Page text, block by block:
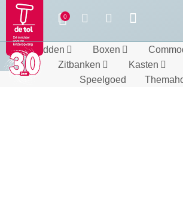
Bedden Boxen
Zitbanken
Kasten
Speelgoed